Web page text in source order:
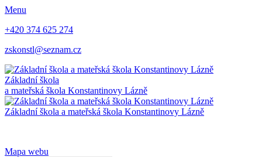
Menu
+420 374 625 274
zskonstl@seznam.cz
Základní škola
a mateřská škola Konstantinovy Lázně
Základní škola a mateřská škola Konstantinovy Lázně
Mapa webu